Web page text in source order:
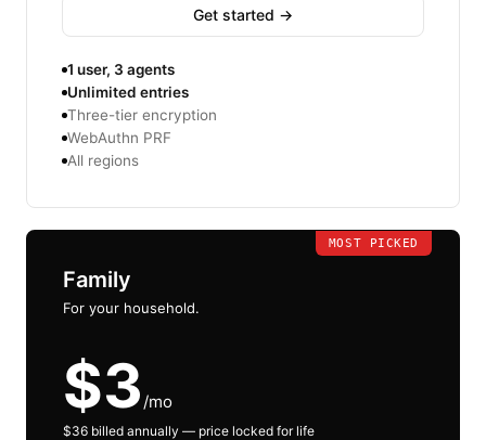
Get started →
1 user, 3 agents
Unlimited entries
Three-tier encryption
WebAuthn PRF
All regions
MOST PICKED
Family
For your household.
$3/mo
$36 billed annually — price locked for life